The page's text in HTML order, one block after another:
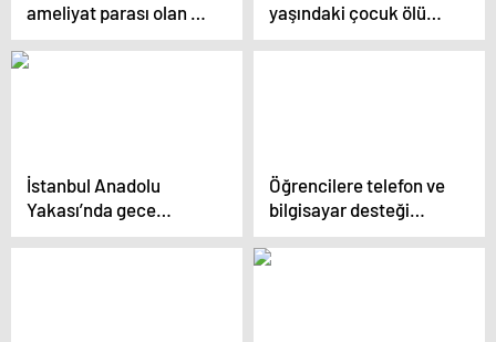
ameliyat parası olan 42
bin doları çalan hırsız
yakalandı
yaşındaki çocuk ölü
olarak bulundu
İstanbul Anadolu
Yakası’nda gece
saatlerinde sis etkili
Öğrencilere telefon ve
bilgisayar desteği
Resmi Gazete’de